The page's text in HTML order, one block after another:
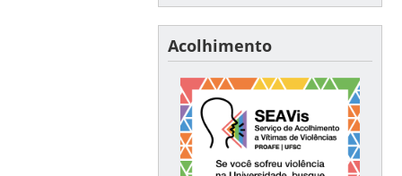
Acolhimento